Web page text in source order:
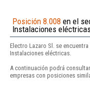
Posición 8.008 en el
Instalaciones eléctricas
Electro Lazaro Sl. se
Instalaciones eléctricas.
A continuación podrá
empresas con posiciones